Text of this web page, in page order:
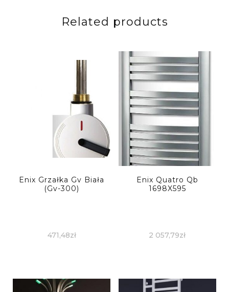
Related products
Enix Grzałka Gv Biała
(Gv-300)
471,48zł
Enix Quatro Qb
1698X595
2 057,79zł